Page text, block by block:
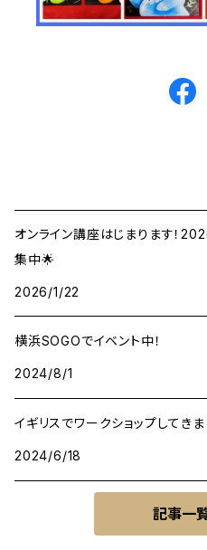
オンライン講座はじまります！
集中🌟
2026/1/22
横浜SOGOでイベント中！
2024/8/1
イギリスでワークショップしてきま
2024/6/18
記事一